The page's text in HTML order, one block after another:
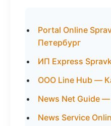
Portal Online
Петербург
ИП Express
ООО Line Hub —
News Net Guide
News Service